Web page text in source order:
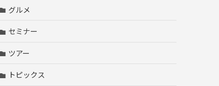
グルメ
セミナー
ツアー
トピックス